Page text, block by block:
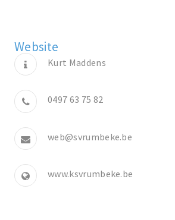
Website
Kurt Maddens
0497 63 75 82
web@svrumbeke.be
www.ksvrumbeke.be